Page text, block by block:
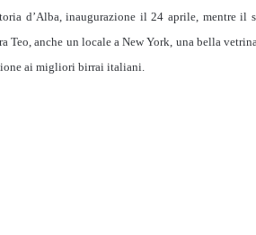
d’Alba, inaugurazione il 24 aprile, mentre il
Teo, anche un locale a New York, una bella
ai migliori birrai italiani.